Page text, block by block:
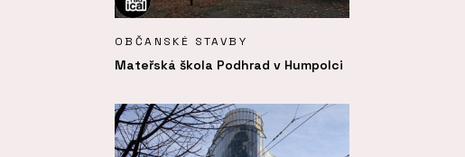
OBČANSKÉ STAVBY
Mateřská škola Podhrad v Humpolci